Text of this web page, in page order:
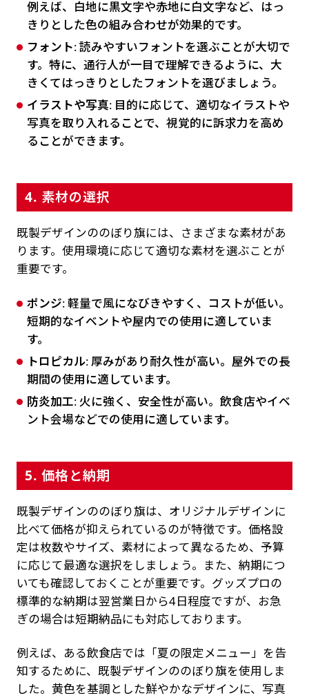
例えば、白地に黒文字や赤地に白文字など、はっ
きりとした色の組み合わせが効果的です。
フォント: 読みやすいフォントを選ぶことが大切で
す。特に、通行人が一目で理解できるように、大
きくてはっきりとしたフォントを選びましょう。
イラストや写真: 目的に応じて、適切なイラストや
写真を取り入れることで、視覚的に訴求力を高め
ることができます。
4. 素材の選択
既製デザインののぼり旗には、さまざまな素材があ
ります。使用環境に応じて適切な素材を選ぶことが
重要です。
ポンジ: 軽量で風になびきやすく、コストが低い。
短期的なイベントや屋内での使用に適していま
す。
トロピカル: 厚みがあり耐久性が高い。屋外での長
期間の使用に適しています。
防炎加工: 火に強く、安全性が高い。飲食店やイベ
ント会場などでの使用に適しています。
5. 価格と納期
既製デザインののぼり旗は、オリジナルデザインに
比べて価格が抑えられているのが特徴です。価格設
定は枚数やサイズ、素材によって異なるため、予算
に応じて最適な選択をしましょう。また、納期につ
いても確認しておくことが重要です。グッズプロの
標準的な納期は翌営業日から4日程度ですが、お急
ぎの場合は短期納品にも対応しております。
例えば、ある飲食店では「夏の限定メニュー」を告
知するために、既製デザインののぼり旗を使用しま
した。黄色を基調とした鮮やかなデザインに、写真